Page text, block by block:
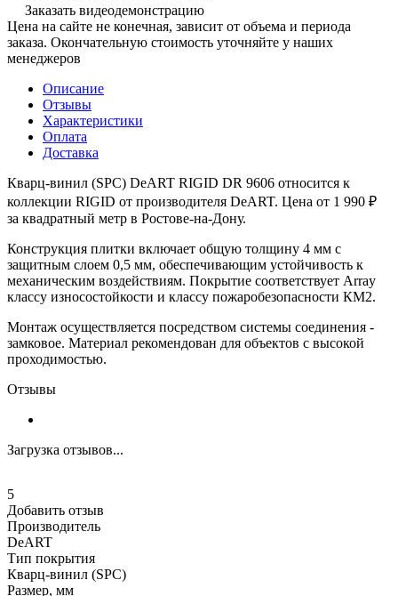
Заказать видеодемонстрацию
Цена на сайте не конечная, зависит от объема и периода
заказа. Окончательную стоимость уточняйте у наших
менеджеров
Описание
Отзывы
Характеристики
Оплата
Доставка
Кварц-винил (SPC) DeART RIGID DR 9606 относится к
коллекции RIGID от производителя DeART. Цена от 1 990 ₽
за квадратный метр в Ростове-на-Дону.
Конструкция плитки включает общую толщину 4 мм с
защитным слоем 0,5 мм, обеспечивающим устойчивость к
механическим воздействиям. Покрытие соответствует Array
классу износостойкости и классу пожаробезопасности КМ2.
Монтаж осуществляется посредством системы соединения -
замковое. Материал рекомендован для объектов с высокой
проходимостью.
Отзывы
Загрузка отзывов...
5
Добавить отзыв
Производитель
DeART
Тип покрытия
Кварц-винил (SPC)
Размер, мм